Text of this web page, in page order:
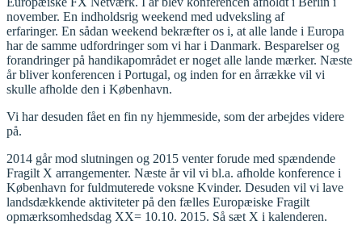
november. En indholdsrig weekend med udveksling af
erfaringer. En sådan weekend bekræfter os i, at alle lande i Europa
har de samme udfordringer som vi har i Danmark. Besparelser og
forandringer på handikapområdet er noget alle lande mærker. Næste
år bliver konferencen i Portugal, og inden for en årrække vil vi
skulle afholde den i København.
Vi har desuden fået en fin ny hjemmeside, som der arbejdes videre
på.
2014 går mod slutningen og 2015 venter forude med spændende
Fragilt X arrangementer. Næste år vil vi bl.a. afholde konference i
København for fuldmuterede voksne Kvinder. Desuden vil vi lave
landsdækkende aktiviteter på den fælles Europæiske Fragilt
opmærksomhedsdag XX= 10.10. 2015. Så sæt X i kalenderen.